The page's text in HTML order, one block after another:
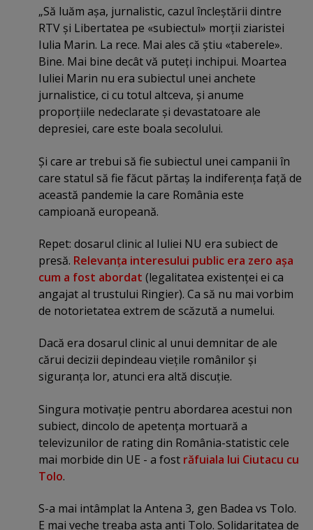
„Să luăm aşa, jurnalistic, cazul încleştării dintre
RTV şi Libertatea pe «subiectul» morţii ziaristei
Iulia Marin. La rece. Mai ales că ştiu «taberele».
Bine. Mai bine decât vă puteţi inchipui. Moartea
Iuliei Marin nu era subiectul unei anchete
jurnalistice, ci cu totul altceva, şi anume
proporţiile nedeclarate şi devastatoare ale
depresiei, care este boala secolului.
Şi care ar trebui să fie subiectul unei campanii în
care statul să fie făcut părtaş la indiferenţa faţă de
această pandemie la care România este
campioană europeană.
Repet: dosarul clinic al Iuliei NU era subiect de
presă. Relevanţa interesului public era zero aşa
cum a fost abordat (legalitatea existenţei ei ca
angajat al trustului Ringier). Ca să nu mai vorbim
de notorietatea extrem de scăzută a numelui.
Dacă era dosarul clinic al unui demnitar de ale
cărui decizii depindeau vieţile românilor şi
siguranţa lor, atunci era altă discuţie.
Singura motivaţie pentru abordarea acestui non
subiect, dincolo de apetenţa mortuară a
televizunilor de rating din România-statistic cele
mai morbide din UE - a fost răfuiala lui Ciutacu cu
Tolo.
S-a mai intâmplat la Antena 3, gen Badea vs Tolo.
E mai veche treaba asta anti Tolo. Solidaritatea de